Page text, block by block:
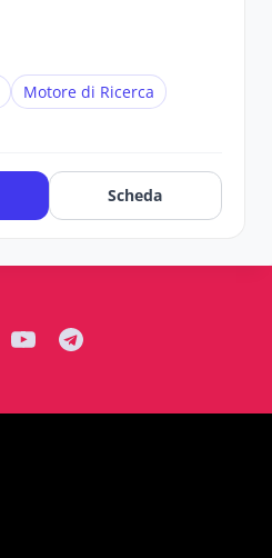
Motore di Ricerca
Scheda